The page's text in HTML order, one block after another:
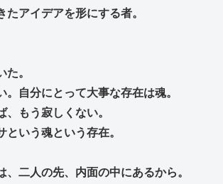
たアイデアを形にする者。
た。
。自分にとって大事な存在は魂。
もう寂しくない。
という魂という存在。
、二人の先、内面の中にあるから。